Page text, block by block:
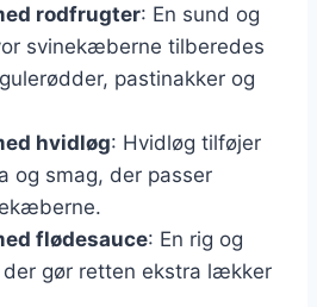
rodfrugter: En sund og
svinekæberne tilberedes
pastinakker og
hvidløg: Hvidløg tilføjer
og smag, der passer
flødesauce: En rig og
der gør retten ekstra lækker